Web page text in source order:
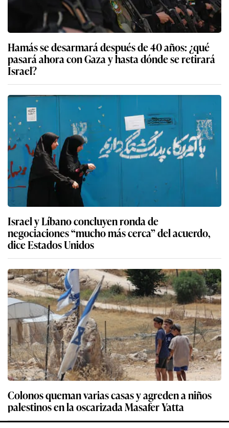
Hamás se desarmará después de 40 años: ¿qué
pasará ahora con Gaza y hasta dónde se retirará
Israel?
Israel y Líbano concluyen ronda de
negociaciones “mucho más cerca” del acuerdo,
dice Estados Unidos
Colonos queman varias casas y agreden a niños
palestinos en la oscarizada Masafer Yatta